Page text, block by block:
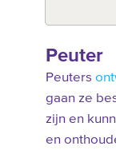
Peuter
Peuters
gaan ze
zijn en
en